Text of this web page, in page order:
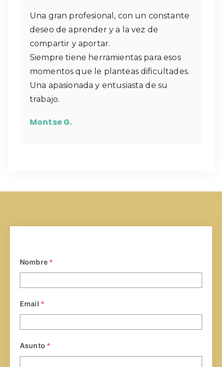
Una gran profesional, con un constante
deseo de aprender y a la vez de
compartir y aportar.
Siempre tiene herramientas para esos
momentos que le planteas dificultades.
Una apasionada y entusiasta de su
trabajo.
Montse G.
Nombre *
Email *
Asunto *